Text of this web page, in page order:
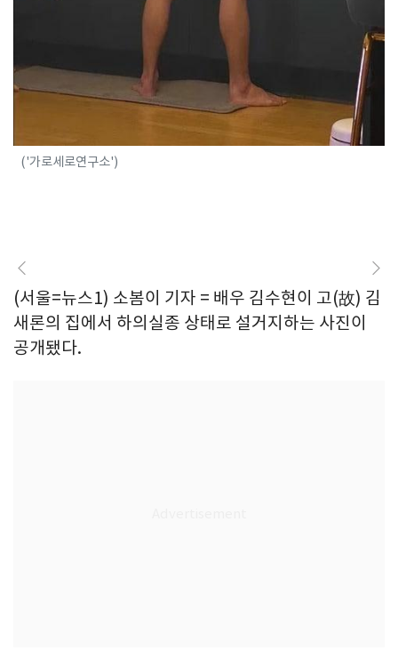
('가로세로연구소')
(서울=뉴스1) 소봄이 기자 = 배우 김수현이 고(故) 김
새론의 집에서 하의실종 상태로 설거지하는 사진이
공개됐다.